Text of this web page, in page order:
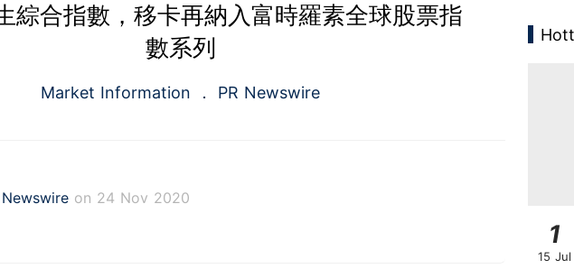
綜合指數，移卡再納入富時羅素全球股票指
數系列
Market Information PR Newswire
Newswire on 24 Nov 2020
1
15 Jul